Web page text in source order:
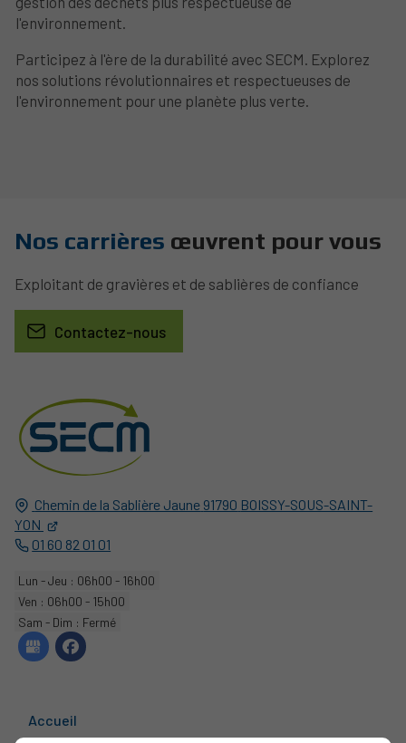
l'environnement.
Participez à l'ère de la durabilité avec SECM. Explorez
nos solutions révolutionnaires et respectueuses de
l'environnement pour une planète plus verte.
Chemin de la Sablière Jaune 91790 BOISSY-SOUS-SAINT-
YON
01 60 82 01 01
Lun - Jeu : 06h00 - 16h00
Ven : 06h00 - 15h00
Sam - Dim : Fermé
Accueil
Nos carrières œuvrent pour vous
Exploitant de gravières et de sablières de confiance
Contactez-nous